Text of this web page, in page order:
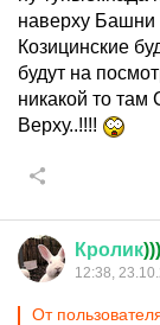
наверху Башни
Козицинские
будут на
никакой то
Верху..!!!!
Кролик
12:38,
От